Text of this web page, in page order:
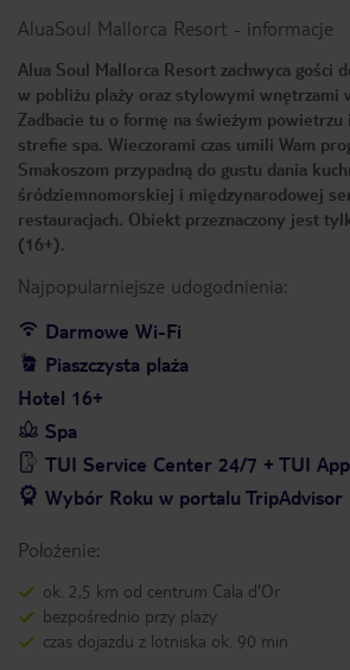
AluaSoul Mallorca Resort - informacje
Alua Soul Mallorca Resort zachwyca gości
w pobliżu plaży oraz stylowymi wnętrzami
Zadbacie tu o formę na świeżym
strefie spa. Wieczorami czas umili Wam
Smakoszom przypadną do gustu dania
śródziemnomorskiej i międzynarodowej
restauracjach. Obiekt przeznaczony jest
(16+).
Najpopularniejsze udogodnienia:
Darmowe Wi-Fi
Piaszczysta plaża
Hotel 16+
Spa
TUI Service Center 24/7 + TUI App
Wybór Roku w portalu TripAdvisor
Położenie:
ok. 2,5 km od centrum Cala d'Or
bezpośrednio przy plaży
czas dojazdu z lotniska ok. 90 min